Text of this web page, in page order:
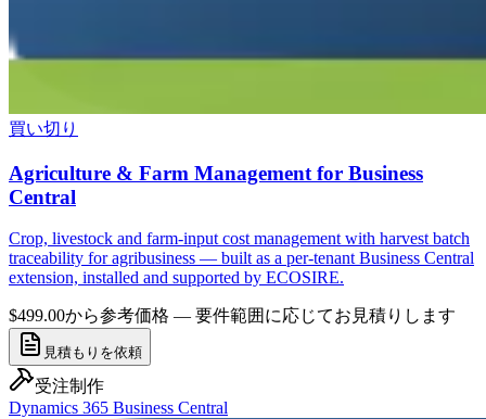
買い切り
Agriculture & Farm Management for Business
Central
Crop, livestock and farm-input cost management with harvest batch
traceability for agribusiness — built as a per-tenant Business Central
extension, installed and supported by ECOSIRE.
$499.00から参考価格 — 要件範囲に応じてお見積りします
見積もりを依頼
受注制作
Dynamics 365 Business Central